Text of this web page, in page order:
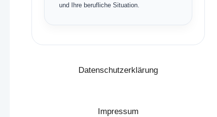
und Ihre berufliche Situation.
Datenschutzerklärung
Impressum